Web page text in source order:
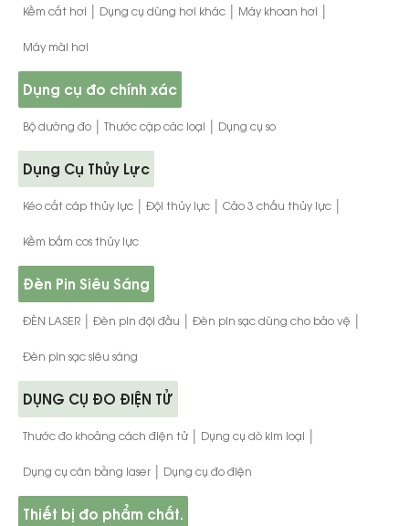
Kềm cắt hơi | Dụng cụ dùng hơi khác | Máy khoan hơi |
Máy mài hơi
Dụng cụ đo chính xác
Bộ dưỡng đo | Thước cặp các loại | Dụng cụ so
Dụng Cụ Thủy Lực
Kéo cắt cáp thủy lực | Đội thủy lực | Cảo 3 chấu thủy lực |
Kềm bấm cos thủy lực
Đèn Pin Siêu Sáng
ĐÈN LASER | Đèn pin đội đầu | Đèn pin sạc dùng cho bảo vệ |
Đèn pin sạc siêu sáng
DỤNG CỤ ĐO ĐIỆN TỬ
Thước đo khoảng cách điện tử | Dụng cụ dò kim loại |
Dụng cụ cân bằng laser | Dụng cụ đo điện
Thiết bị đo phẩm chất.